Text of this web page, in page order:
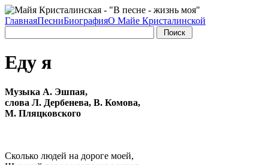
ГлавнаяПесниБиографияО Майе Кристалинской
Еду я
Музыка А. Эшпая,
слова Л. Дербенева, В. Комова,
М. Пляцковского
Сколько людей на дороге моей,